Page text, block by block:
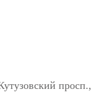
просп.,